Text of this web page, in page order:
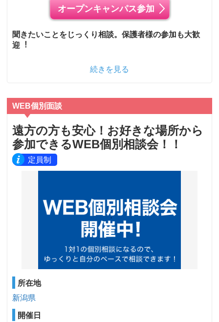
オープンキャンパス参加
聞きたいことをじっくり相談。保護者様の参加も⼤歓
迎︕
続きを見る
WEB個別面談
遠方の方も安心！お好きな場所から
参加できるWEB個別相談会！！
定員制
所在地
新潟県
開催日